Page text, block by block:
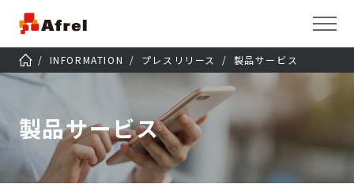
INFORMATION プレスリリース 製品サービス
製品サービス